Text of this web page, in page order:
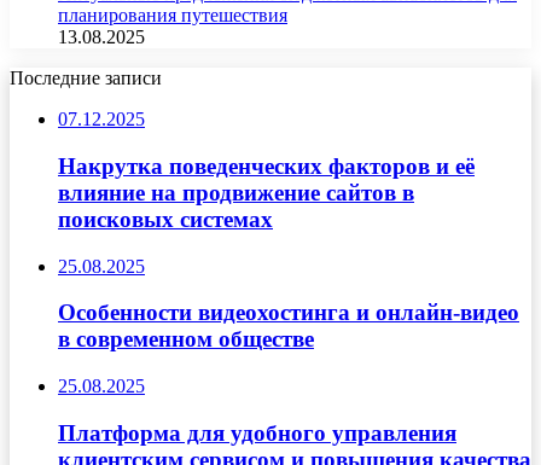
планирования путешествия
13.08.2025
Последние записи
07.12.2025
Накрутка поведенческих факторов и её
влияние на продвижение сайтов в
поисковых системах
25.08.2025
Особенности видеохостинга и онлайн-видео
в современном обществе
25.08.2025
Платформа для удобного управления
клиентским сервисом и повышения качества